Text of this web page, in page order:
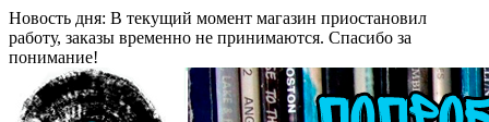
Новость дня: В текущий момент магазин приостановил
работу, заказы временно не принимаются. Спасибо за
понимание!